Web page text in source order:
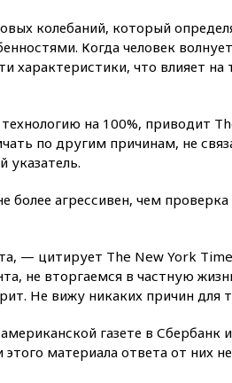
химической
01:00Трамп: США
нуждаются в
необходимости
арсенала США
нежелательной
при падении
время урагана
вчера, 22:55 В
вчера, 22:35
продлил контракт
колебаний, который
Когда человек
характеристики, что влияет на
на 100%, приводит
по другим причинам, не
указатель.
более агрессивен, чем
— цитирует The New York
не вторгаемся в частную
Не вижу никаких причин для
газете в Сбербанк
материала ответа от них